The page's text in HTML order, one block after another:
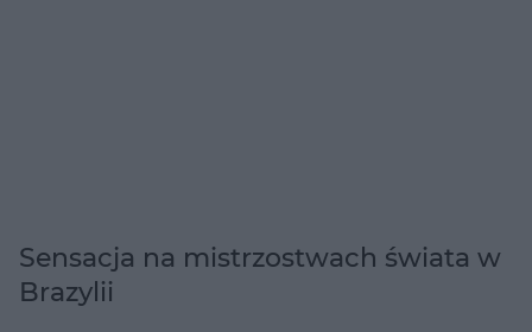
Sensacja na mistrzostwach świata w
Brazylii